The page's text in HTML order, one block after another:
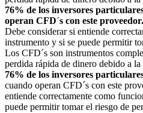
76% de los inversores
operan CFD´s con este proveedor.
Debe considerar si entiende
instrumento y si se puede permitir
Los CFD´s son instrumentos
perdida rápida de dinero debido a
76% de los inversores
cuando operan CFD´s con este
entiende correctamente como
puede permitir tomar el riesgo de